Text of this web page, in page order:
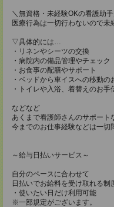
＼無資格・未経験OKの看護助手
医療行為は一切行わないので未
▽具体的には…
・リネンやシーツの交換
・病院内の備品管理やチェック
・お食事の配膳やサポート
・ベッドから車イスへの移動の
・トイレや入浴、着替えのお手
などなど
あくまで看護師さんのサポート
今までのお仕事経験などは一切
～給与日払いサービス～
自分のペースに合わせて
日払いでお給料を受け取れる制
・使いたい日だけ利用可能
※一部規定がございます。